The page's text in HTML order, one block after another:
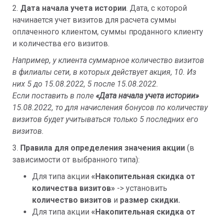
2. Дата начала учета истории. Дата, с которой
начинается учет визитов для расчета суммы
оплаченного клиентом, суммы проданного клиенту
и количества его визитов.
Например, у клиента суммарное количество визитов
в филиалы сети, в которых действует акция, 10. Из
них 5 до 15.08.2022, 5 после 15.08.2022.
Если поставить в поле «Дата начала учета истории»
15.08.2022, то для начисления бонусов по количеству
визитов будет учитываться только 5 последних его
визитов.
3. Правила для определения значения акции (в
зависимости от выбранного типа):
Для типа акции «Накопительная скидка от
количества визитов» -> установить
количество визитов и размер скидки.
Для типа акции «Накопительная скидка от